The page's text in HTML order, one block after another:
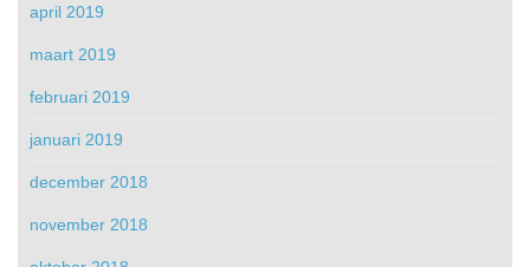
april 2019
maart 2019
februari 2019
januari 2019
december 2018
november 2018